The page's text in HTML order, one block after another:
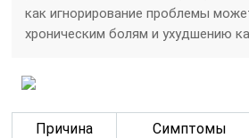
как игнорирование проблемы
хроническим болям и ухудшению
Причина
Симптомы